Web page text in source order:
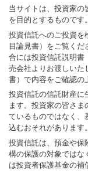
当サイトは、投資家の
を目的とするものです。
投資信託へのご投資を
目論見書）をご覧くだ
合には投資信託説明書
売会社よりお渡しいた
書）で内容をご確認の
投資信託の信託財産に
ます。投資家の皆さ
ているものではなく、
込むおそれがあります。
投資信託は、預金や保
構の保護の対象ではな
は投資者保護基金の補